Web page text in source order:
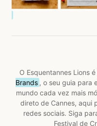
O Esquentannes Lions
Brands , o seu guia para
mundo cada vez mais
direto de Cannes, aqui
redes sociais. Siga
Festival de